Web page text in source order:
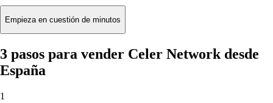
Empieza en cuestión de minutos
3 pasos para vender Celer Network desde
España
1